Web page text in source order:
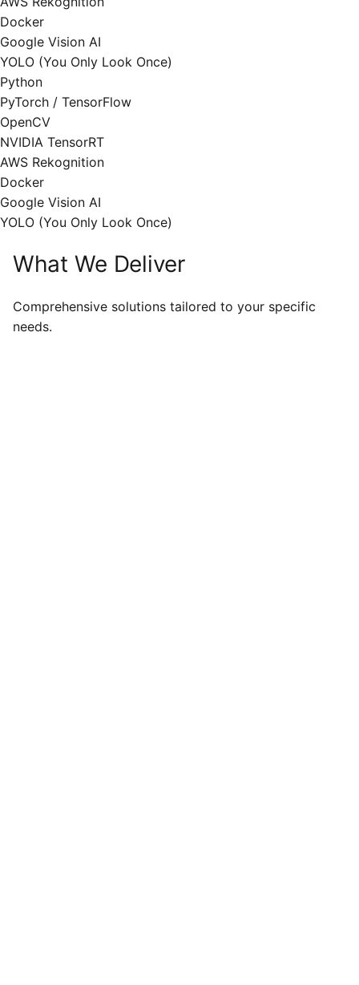
Docker
Google Vision AI
YOLO (You Only Look Once)
Python
PyTorch / TensorFlow
OpenCV
NVIDIA TensorRT
AWS Rekognition
Docker
Google Vision AI
YOLO (You Only Look Once)
What We Deliver
Comprehensive solutions tailored to your specific
needs.